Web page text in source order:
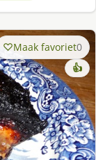
Maak favoriet0
👍